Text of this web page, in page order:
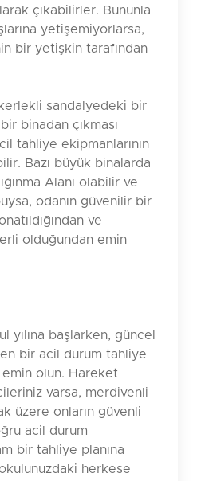
çıkabilirler. Bununla
yetişemiyorlarsa,
bir yetişkin tarafından
sandalyedeki bir
binadan çıkması
tahliye ekipmanlarının
Bazı büyük binalarda
Alanı olabilir ve
odanın güvenilir bir
ve
olduğundan emin
yılına başlarken, güncel
bir acil durum tahliye
emin olun. Hareket
varsa, merdivenli
üzere onların güvenli
acil durum
bir tahliye planına
herkese